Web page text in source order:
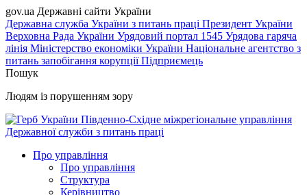
gov.ua Державні сайти України
Державна служба України з питань праці Президент України
Верховна Рада України Урядовий портал 1545 Урядова гаряча
лінія Міністерство економіки України Національне агентство з
питань запобігання корупціїПідприємець
Пошук
Людям із порушенням зору
Південно-Східне міжрегіональне управління
Державної служби з питань праці
Про управління
Про управління
Структура
Керівництво